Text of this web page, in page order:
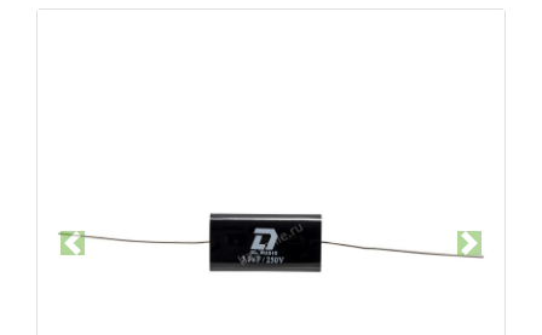
Previous Next